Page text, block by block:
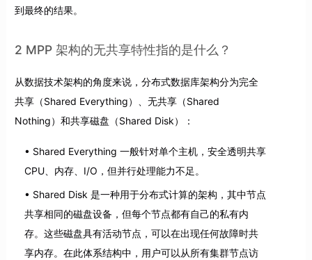
到最终的结果。
2 MPP 架构的无共享特性指的是什么？
从数据技术架构的角度来说，分布式数据库架构分为完全
共享（Shared Everything）、无共享（Shared
Nothing）和共享磁盘（Shared Disk）：
Shared Everything 一般针对单个主机，安全透明共享
CPU、内存、I/O，但并行处理能力不足。
Shared Disk 是一种用于分布式计算的架构，其中节点
共享相同的磁盘设备，但每个节点都有自己的私有内
存。这些磁盘具有活动节点，可以在出现任何故障时共
享内存。在此体系结构中，用户可以从所有集群节点访